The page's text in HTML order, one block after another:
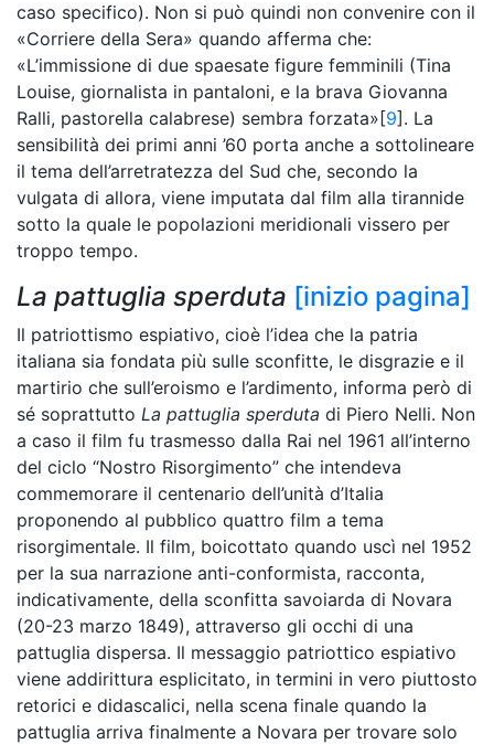
caso specifico). Non si può quindi non convenire con il
«Corriere della Sera» quando afferma che:
«L’immissione di due spaesate figure femminili (Tina
Louise, giornalista in pantaloni, e la brava Giovanna
Ralli, pastorella calabrese) sembra forzata»[9]. La
sensibilità dei primi anni ’60 porta anche a sottolineare
il tema dell’arretratezza del Sud che, secondo la
vulgata di allora, viene imputata dal film alla tirannide
sotto la quale le popolazioni meridionali vissero per
troppo tempo.
La pattuglia sperduta [inizio pagina]
Il patriottismo espiativo, cioè l’idea che la patria
italiana sia fondata più sulle sconfitte, le disgrazie e il
martirio che sull’eroismo e l’ardimento, informa però di
sé soprattutto La pattuglia sperduta di Piero Nelli. Non
a caso il film fu trasmesso dalla Rai nel 1961 all’interno
del ciclo “Nostro Risorgimento” che intendeva
commemorare il centenario dell’unità d’Italia
proponendo al pubblico quattro film a tema
risorgimentale. Il film, boicottato quando uscì nel 1952
per la sua narrazione anti-conformista, racconta,
indicativamente, della sconfitta savoiarda di Novara
(20-23 marzo 1849), attraverso gli occhi di una
pattuglia dispersa. Il messaggio patriottico espiativo
viene addirittura esplicitato, in termini in vero piuttosto
retorici e didascalici, nella scena finale quando la
pattuglia arriva finalmente a Novara per trovare solo